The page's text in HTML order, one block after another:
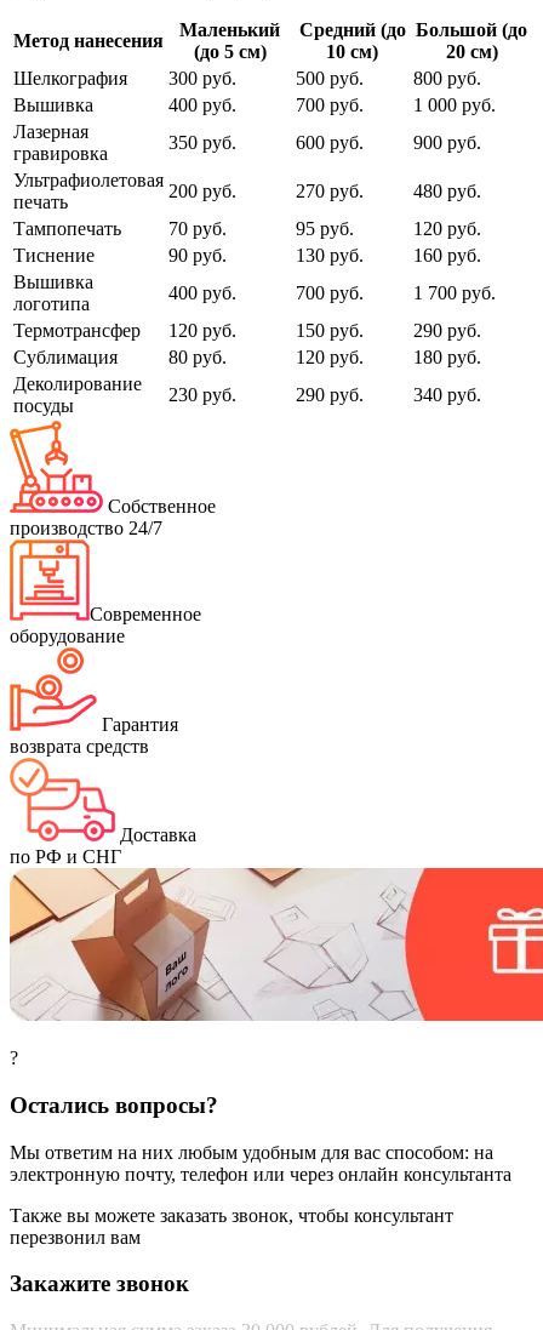
Метод нанесения
Маленький
(до 5 см)
Средний (до
10 см)
Большой (до
20 см)
Шелкография
300 руб. 500 руб.
800 руб.
Вышивка
400 руб. 700 руб.
1 000 руб.
Лазерная
гравировка
350 руб. 600 руб.
900 руб.
Ультрафиолетовая
печать
200 руб. 270 руб.
480 руб.
Тампопечать
70 руб. 95 руб.
120 руб.
Тиснение
90 руб. 130 руб.
160 руб.
Вышивка
логотипа
400 руб. 700 руб.
1 700 руб.
Термотрансфер
120 руб. 150 руб.
290 руб.
Сублимация
80 руб. 120 руб.
180 руб.
Деколирование
посуды
230 руб. 290 руб. 340 руб.
Собственное
производство 24/7
Современное
оборудование
Гарантия
возврата средств
Доставка
по РФ и СНГ
?
Остались вопросы?
Мы ответим на них любым удобным для вас способом: на
электронную почту, телефон или через онлайн консультанта
Также вы можете заказать звонок, чтобы консультант
перезвонил вам
Закажите звонок